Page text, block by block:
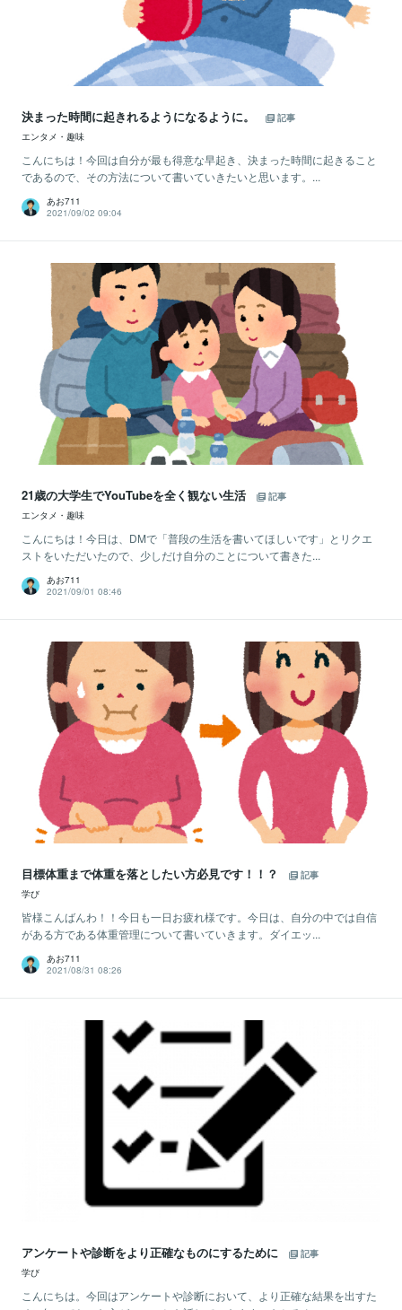
決まった時間に起きれるようになるように。
記事
エンタメ・趣味
こんにちは！今回は自分が最も得意な早起き、決まった時間に起きること
であるので、その方法について書いていきたいと思います。...
あお711
2021/09/02 09:04
21歳の大学生でYouTubeを全く観ない生活
記事
エンタメ・趣味
こんにちは！今日は、DMで「普段の生活を書いてほしいです」とリクエ
ストをいただいたので、少しだけ自分のことについて書きた...
あお711
2021/09/01 08:46
目標体重まで体重を落としたい方必見です！！？
記事
学び
皆様こんばんわ！！今日も一日お疲れ様です。今日は、自分の中では自信
がある方である体重管理について書いていきます。ダイエッ...
あお711
2021/08/31 08:26
アンケートや診断をより正確なものにするために
記事
学び
こんにちは。今回はアンケートや診断において、より正確な結果を出すた